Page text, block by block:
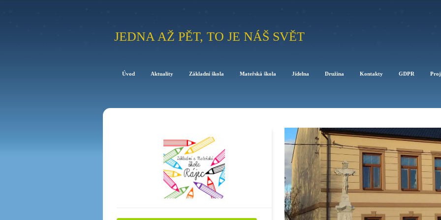
JEDNA AŽ PĚT, TO JE NÁŠ SVĚT
Úvod Aktuality Základní škola Mateřská škola Jídelna Družina Kontakty GDPR